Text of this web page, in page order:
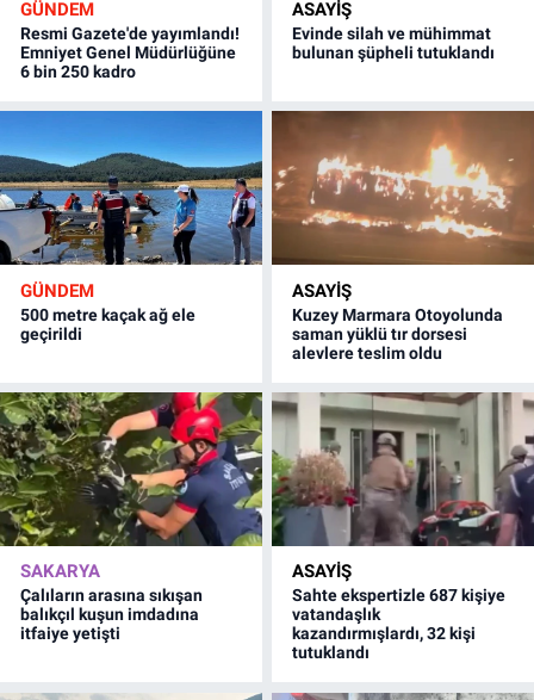
GÜNDEM
Resmi Gazete'de yayımlandı!
Emniyet Genel Müdürlüğüne
6 bin 250 kadro
ASAYİŞ
Evinde silah ve mühimmat
bulunan şüpheli tutuklandı
GÜNDEM
500 metre kaçak ağ ele
geçirildi
ASAYİŞ
Kuzey Marmara Otoyolunda
saman yüklü tır dorsesi
alevlere teslim oldu
SAKARYA
Çalıların arasına sıkışan
balıkçıl kuşun imdadına
itfaiye yetişti
ASAYİŞ
Sahte ekspertizle 687 kişiye
vatandaşlık
kazandırmışlardı, 32 kişi
tutuklandı